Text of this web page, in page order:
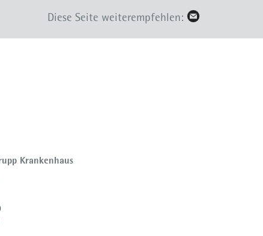
Diese Seite weiterempfehlen:
Krankenhaus